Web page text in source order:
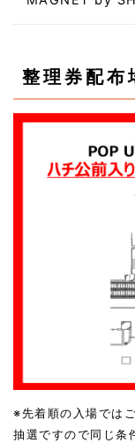
整理券配布
※先着順の入場では
抽選ですので同じ条